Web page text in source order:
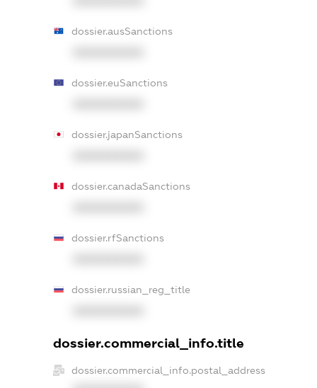
dossier.ausSanctions
dossier.euSanctions
dossier.japanSanctions
dossier.canadaSanctions
dossier.rfSanctions
dossier.russian_reg_title
dossier.commercial_info.title
dossier.commercial_info.postal_address